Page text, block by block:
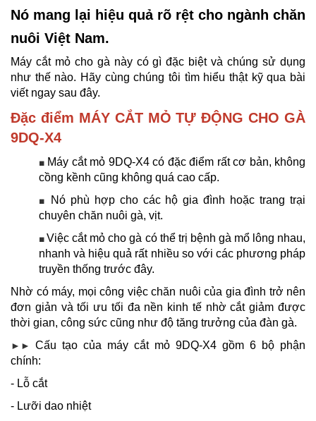
Nó mang lại hiệu quả rõ rệt cho ngành chăn
nuôi Việt Nam.
Máy cắt mỏ cho gà này có gì đặc biệt và chúng sử dụng
như thế nào. Hãy cùng chúng tôi tìm hiểu thật kỹ qua bài
viết ngay sau đây.
Đặc điểm MÁY CẮT MỎ TỰ ĐỘNG CHO GÀ
9DQ-X4
■ Máy cắt mỏ 9DQ-X4 có đặc điểm rất cơ bản, không
cồng kềnh cũng không quá cao cấp.
■
Nó phù hợp cho các hộ gia đình hoặc trang trại
chuyên chăn nuôi gà, vịt.
■Việc cắt mỏ cho gà có thể trị bệnh gà mổ lông nhau,
nhanh và hiệu quả rất nhiều so với các phương pháp
truyền thống trước đây.
Nhờ có máy, mọi công việc chăn nuôi của gia đình trở nên
đơn giản và tối ưu tối đa nền kinh tế nhờ cắt giảm được
thời gian, công sức cũng như độ tăng trưởng của đàn gà.
►► Cấu tạo của máy cắt mỏ 9DQ-X4 gồm 6 bộ phận
chính:
- Lỗ cắt
- Lưỡi dao nhiệt